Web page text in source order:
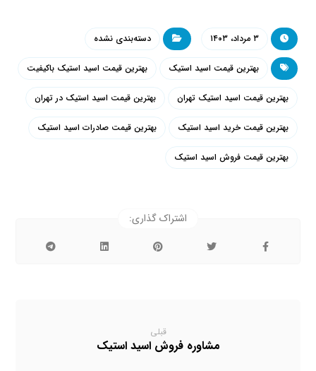
۳ مرداد، ۱۴۰۳ دسته‌بندی نشده
بهترین قیمت اسید استیک بهترین قیمت اسید استیک باکیفیت
بهترین قیمت اسید استیک تهران بهترین قیمت اسید استیک در تهران
بهترین قیمت خرید اسید استیک بهترین قیمت صادرات اسید استیک
بهترین قیمت فروش اسید استیک
قبلی
مشاوره فروش اسید استیک